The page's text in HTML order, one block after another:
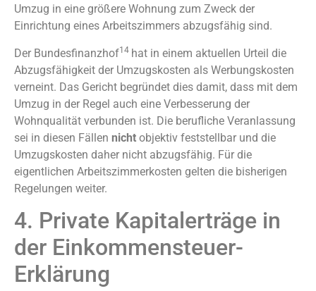
Umzug in eine größere Wohnung zum Zweck der
Einrichtung eines Arbeitszimmers abzugsfähig sind.
Der Bundesfinanzhof14 hat in einem aktuellen Urteil die
Abzugsfähigkeit der Umzugskosten als Werbungskosten
verneint. Das Gericht begründet dies damit, dass mit dem
Umzug in der Regel auch eine Verbesserung der
Wohnqualität verbunden ist. Die berufliche Veranlassung
sei in diesen Fällen nicht objektiv feststellbar und die
Umzugskosten daher nicht abzugsfähig. Für die
eigentlichen Arbeitszimmerkosten gelten die bisherigen
Regelungen weiter.
4. Private Kapitalerträge in
der Einkommensteuer-
Erklärung